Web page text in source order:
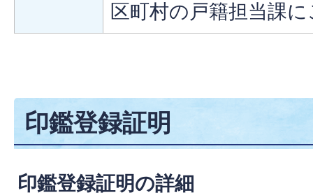
区町村の戸籍担当課
印鑑登録証明
印鑑登録証明の詳細